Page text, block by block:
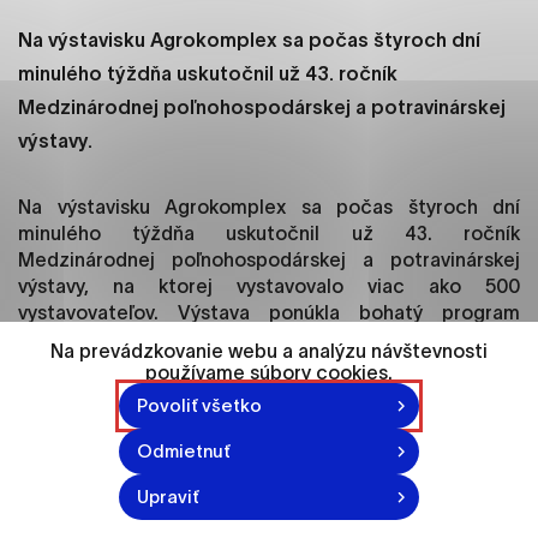
Na výstavisku Agrokomplex sa počas štyroch dní
minulého týždňa uskutočnil už 43. ročník
Medzinárodnej poľnohospodárskej a potravinárskej
výstavy.
Na výstavisku Agrokomplex sa počas štyroch dní
minulého týždňa uskutočnil už 43. ročník
Medzinárodnej poľnohospodárskej a potravinárskej
výstavy, na ktorej vystavovalo viac ako 500
vystavovateľov. Výstava ponúkla bohatý program
a navštívili ju tisíce návštevníkov.
Na slávnostnom otvorení výstavy sa 18. augusta
zúčastnili aj traja najvyšší ústavní činitelia – Andrej
Kiska, Andrej Danko a Robert Fico, ktorí sa vo svojich
príhovoroch zhodli na tom, že naďalej budú
pokračovať subvencie pre poľnohospodárov s tým, že
cez túto oblasť je potrebné ešte viac rozvíjať krajinu.
Na prevádzkovanie webu a analýzu návštevnosti
používame súbory cookies.
Povoliť všetko
Odmietnuť
Upraviť
zabezpečeným oblastiam webovej stránky. Bez
týchto súborov cookie nemôže web správne
fungovať.
Analytické cookies
stránok pochopiť, ako návštevníci stránok stránku
používajú, aby mohol stránky optimalizovať a
ponúknuť im lepšiu skúsenosť. Všetky dáta sa
zbierajú anonymne a nie je možné ich spojiť s
konkrétnou osobou.
Označiť všetko
Uložiť nastavenia
Viac informácií